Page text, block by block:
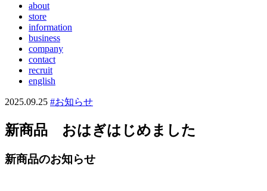
about
store
information
business
company
contact
recruit
english
2025.09.25 #お知らせ
新商品 おはぎはじめました
新商品のお知らせ